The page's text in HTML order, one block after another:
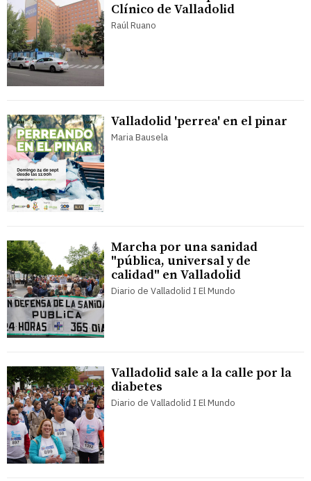
Clínico de Valladolid
Raúl Ruano
Valladolid 'perrea' en el pinar
Maria Bausela
Marcha por una sanidad
"pública, universal y de
calidad" en Valladolid
Diario de Valladolid I El Mundo
Valladolid sale a la calle por la
diabetes
Diario de Valladolid I El Mundo